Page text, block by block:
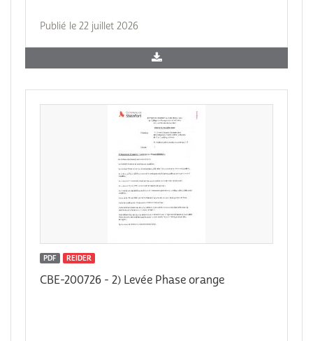
Publié le 22 juillet 2026
PDF REIDER
CBE-200726 - 2) Levée Phase orange